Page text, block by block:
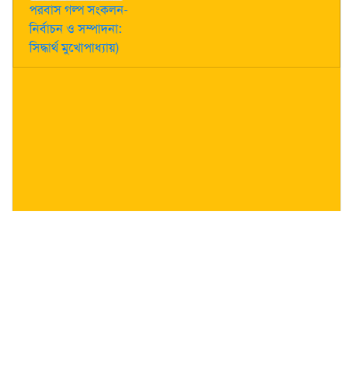
পরবাস গল্প সংকলন-
নির্বাচন ও সম্পাদনা:
সিদ্ধার্থ মুখোপাধ্যায়)